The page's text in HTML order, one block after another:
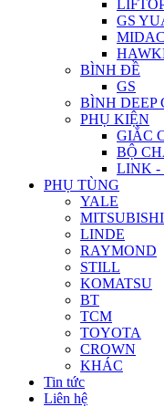
GS
MIDAC
BÌNH ĐỀ
GS
BÌNH DEEP
PHỤ KIỆN
GIẮC
BỘ
LINK -
PHỤ TÙNG
YALE
MITSUBISHI
LINDE
RAYMOND
STILL
KOMATSU
BT
TCM
TOYOTA
CROWN
KHÁC
Tin tức
Liên hệ